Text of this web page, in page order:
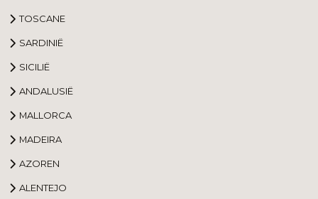
TOSCANE
SARDINIË
SICILIË
ANDALUSIË
MALLORCA
MADEIRA
AZOREN
ALENTEJO